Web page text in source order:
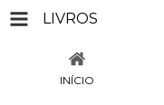
LIVROS
INÍCIO